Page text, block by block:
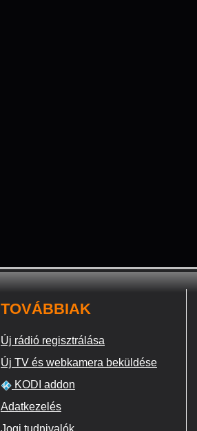
TOVÁBBIAK
Új rádió regisztrálása
Új TV és webkamera beküldése
KODI addon
Adatkezelés
Jogi tudnivalók